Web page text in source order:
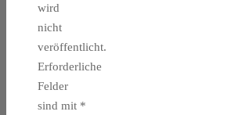
wird
nicht
veröffentlicht.
Erforderliche
Felder
sind mit *